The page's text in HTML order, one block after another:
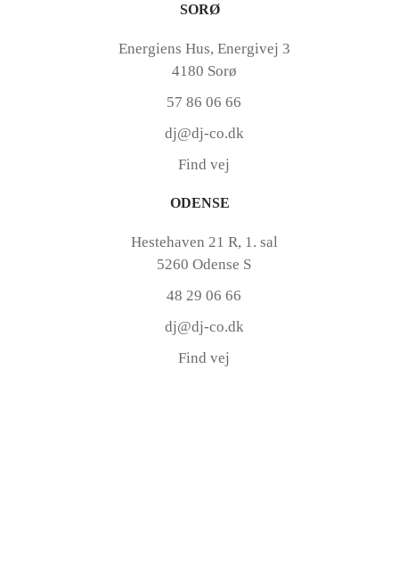
SORØ
Energiens Hus, Energivej 3
4180 Sorø
57 86 06 66
dj@dj-co.dk
Find vej
ODENSE
Hestehaven 21 R, 1. sal
5260 Odense S
48 29 06 66
dj@dj-co.dk
Find vej